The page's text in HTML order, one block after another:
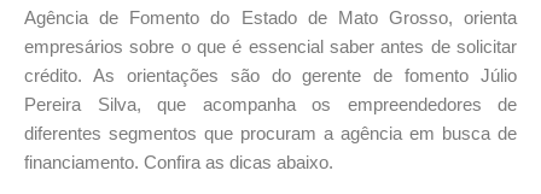
Agência de Fomento do Estado de Mato Grosso, orienta
empresários sobre o que é essencial saber antes de solicitar
crédito. As orientações são do gerente de fomento Júlio
Pereira Silva, que acompanha os empreendedores de
diferentes segmentos que procuram a agência em busca de
financiamento. Confira as dicas abaixo.